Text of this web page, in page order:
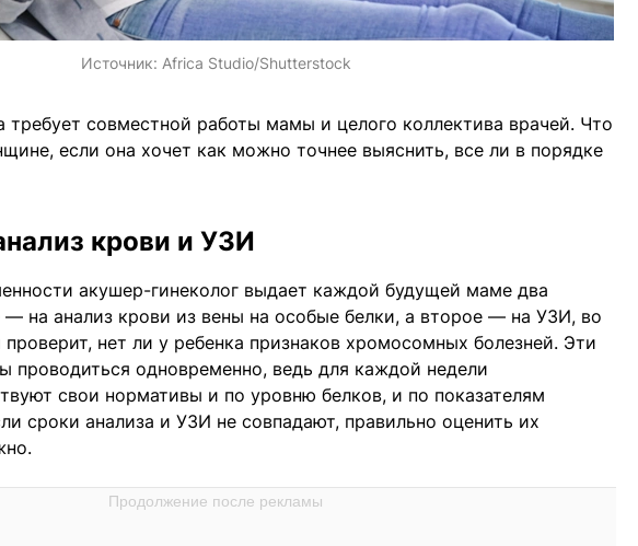
Источник: Africa Studio/Shutterstock
требует совместной работы мамы и целого коллектива врачей. Что
если она хочет как можно точнее выяснить, все ли в порядке
крови и УЗИ
акушер-гинеколог выдает каждой будущей маме два
— на анализ крови из вены на особые белки, а второе — на УЗИ, во
нет ли у ребенка признаков хромосомных болезней. Эти
проводиться одновременно, ведь для каждой недели
свои нормативы и по уровню белков, и по показателям
сроки анализа и УЗИ не совпадают, правильно оценить их